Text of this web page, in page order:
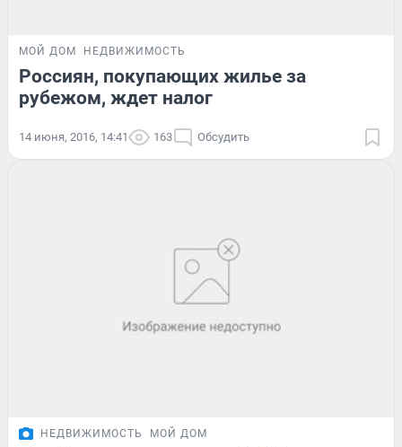
МОЙ ДОМ НЕДВИЖИМОСТЬ
Россиян, покупающих жилье за
рубежом, ждет налог
14 июня, 2016, 14:41 163 Обсудить
НЕДВИЖИМОСТЬ МОЙ ДОМ